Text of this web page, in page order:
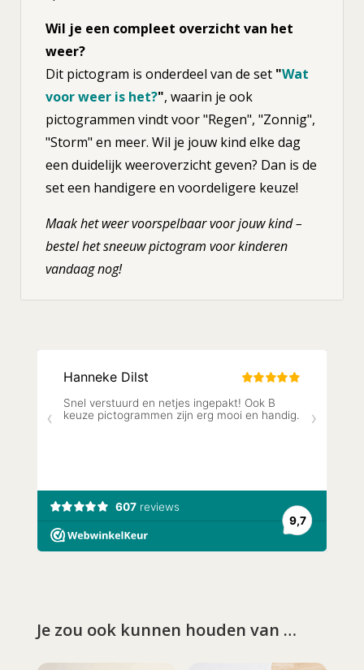
Wil je een compleet overzicht van het
weer?
Dit pictogram is onderdeel van de set "Wat
voor weer is het?", waarin je ook
pictogrammen vindt voor "Regen", "Zonnig",
"Storm" en meer. Wil je jouw kind elke dag
een duidelijk weeroverzicht geven? Dan is de
set een handigere en voordeligere keuze!
Maak het weer voorspelbaar voor jouw kind –
bestel het sneeuw pictogram voor kinderen
vandaag nog!
Je zou ook kunnen houden van …